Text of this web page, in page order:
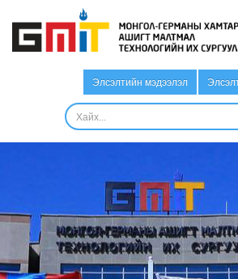
Элсэлтийн мэдээлэл